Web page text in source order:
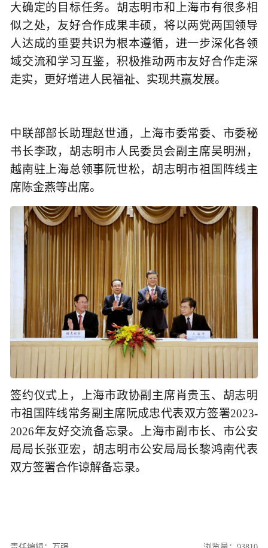
大确定的目标任务。胡志明市和上海市有很多相
似之处，友好合作成果丰硕，将以两党两国领导
人达成的重要共识为根本遵循，进一步深化各领
域交流和学习互鉴，积极推动两市友好合作走深
走实，更好增进人民福祉、实现共赢发展。
中联部部长助理赵世通，上海市委常委、市委秘
书长李政，胡志明市人民委员会副主席吴明洲，
越南驻上海总领事阮世松，胡志明市祖国阵线主
席陈金燕等出席。
签约仪式上，上海市政协副主席肖贵玉、胡志明
市祖国阵线常务副主席阮成忠代表双方签署2023-
2026年友好交流备忘录。上海市副市长、市公安
局局长张亚宏，胡志明市公安局局长黎鸿南代表
双方签署合作谅解备忘录。